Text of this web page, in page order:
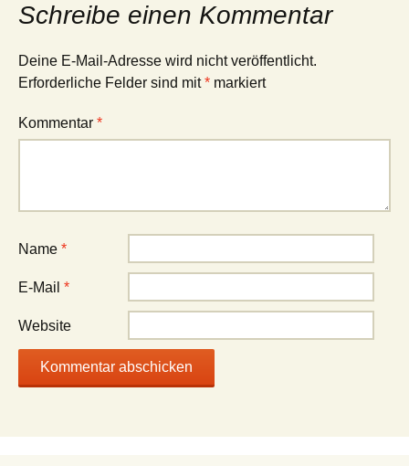
Schreibe einen Kommentar
Deine E-Mail-Adresse wird nicht veröffentlicht.
Erforderliche Felder sind mit* markiert
Kommentar *
Name *
E-Mail *
Website